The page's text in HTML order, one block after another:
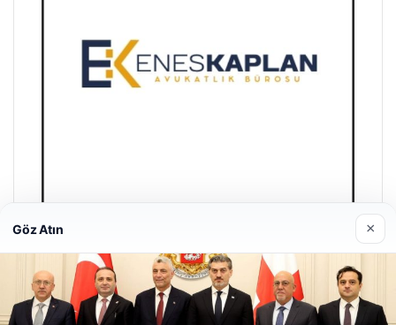
Trend Yapı Akustik
18/04/2026
Göz Atın ×